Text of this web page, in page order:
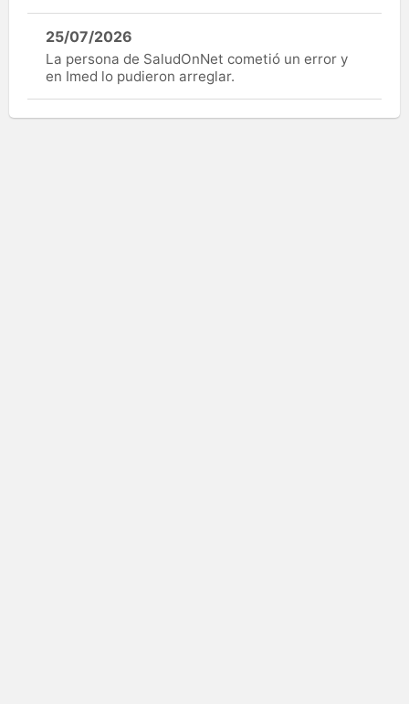
25/07/2026
La persona de SaludOnNet cometió un error y
en Imed lo pudieron arreglar.